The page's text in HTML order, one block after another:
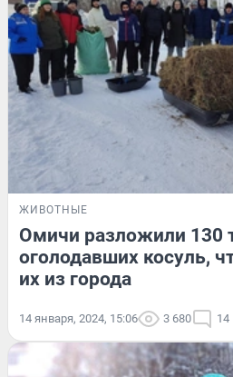
ЖИВОТНЫЕ
Омичи разложили 130
оголодавших косуль,
их из города
14 января, 2024, 15:06 3 680 14